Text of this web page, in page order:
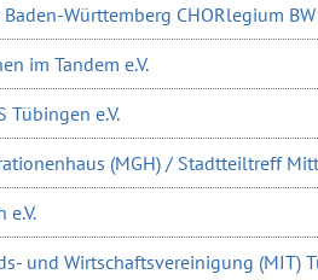
Württemberg CHORlegium BW
im Tandem e.V.
Tübingen e.V.
(MGH) / Stadtteiltreff
e.V.
und Wirtschaftsvereinigung (MIT)